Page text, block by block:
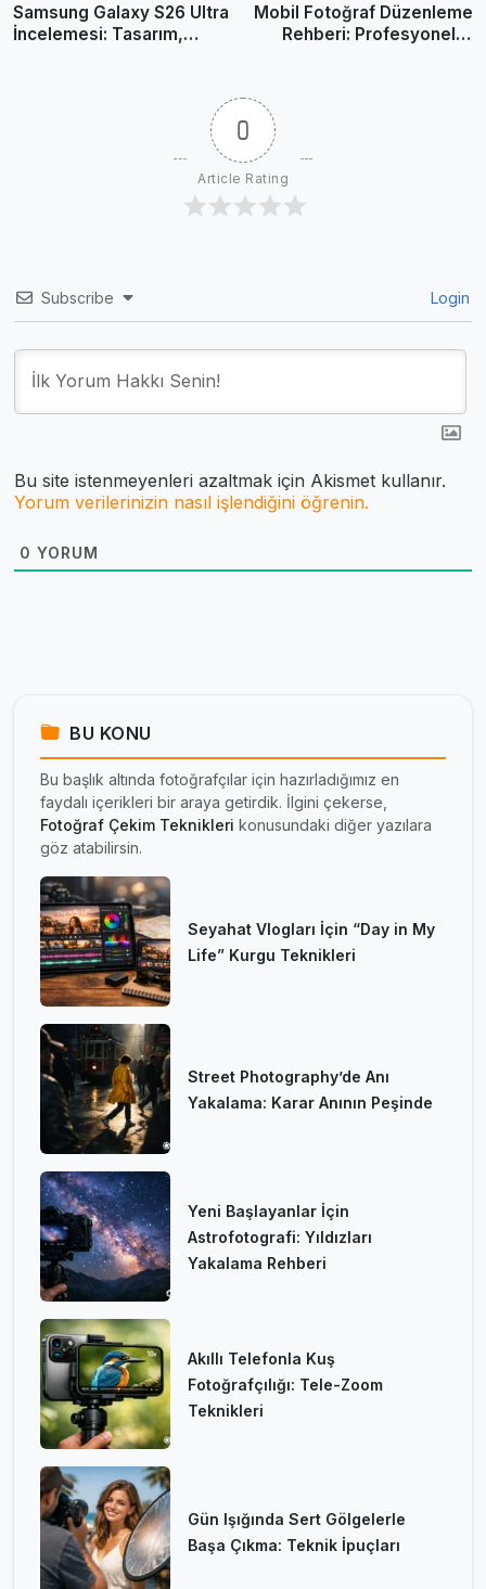
Samsung Galaxy S26 Ultra
İncelemesi: Tasarım,
Mobil Fotoğraf Düzenleme
Rehberi: Profesyonel İş
0
Article Rating
Subscribe Login
Bu site istenmeyenleri azaltmak için Akismet kullanır.
Yorum verilerinizin nasıl işlendiğini öğrenin.
0 YORUM
BU KONU
Bu başlık altında fotoğrafçılar için hazırladığımız en
faydalı içerikleri bir araya getirdik. İlgini çekerse,
Fotoğraf Çekim Teknikleri konusundaki diğer yazılara
göz atabilirsin.
Seyahat Vlogları İçin “Day in My
Life” Kurgu Teknikleri
Street Photography’de Anı
Yakalama: Karar Anının Peşinde
Yeni Başlayanlar İçin
Astrofotografi: Yıldızları
Yakalama Rehberi
Akıllı Telefonla Kuş
Fotoğrafçılığı: Tele-Zoom
Teknikleri
Gün Işığında Sert Gölgelerle
Başa Çıkma: Teknik İpuçları